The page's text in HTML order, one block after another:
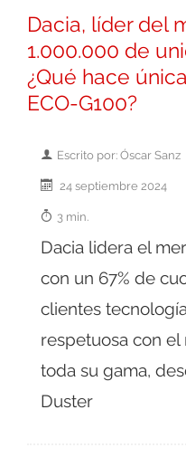
Dacia, líder del
1.000.000 de
¿Qué hace
ECO-G100?
Escrito por: Óscar Sanz
24 septiembre 2024
3 min.
Dacia lidera el
con un 67% de
clientes
respetuosa con
toda su gama,
Duster